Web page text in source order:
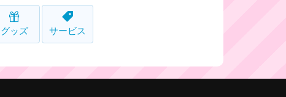
グッズ サービス